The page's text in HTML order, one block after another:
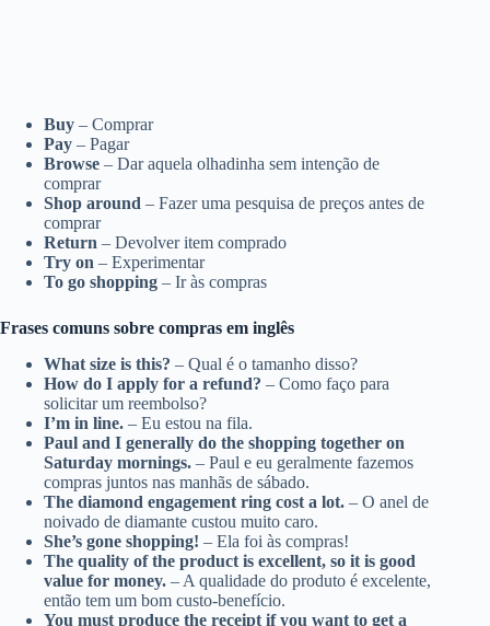
Buy – Comprar
Pay – Pagar
Browse – Dar aquela olhadinha sem intenção de
comprar
Shop around – Fazer uma pesquisa de preços antes de
comprar
Return – Devolver item comprado
Try on – Experimentar
To go shopping – Ir às compras
Frases comuns sobre compras em inglês
What size is this? – Qual é o tamanho disso?
How do I apply for a refund? – Como faço para
solicitar um reembolso?
I’m in line. – Eu estou na fila.
Paul and I generally do the shopping together on
Saturday mornings. – Paul e eu geralmente fazemos
compras juntos nas manhãs de sábado.
The diamond engagement ring cost a lot. – O anel de
noivado de diamante custou muito caro.
She’s gone shopping! – Ela foi às compras!
The quality of the product is excellent, so it is good
value for money. – A qualidade do produto é excelente,
então tem um bom custo-benefício.
You must produce the receipt if you want to get a